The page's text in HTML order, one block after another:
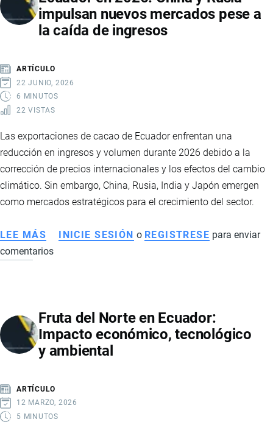
ECUADOR,
COLOMBIA
UNIDOS
impulsan nuevos mercados pese a
la caída de ingresos
ARTÍCULO
22 JUNIO, 2026
6 MINUTOS
22 VISTAS
Las exportaciones de cacao de Ecuador enfrentan una
reducción en ingresos y volumen durante 2026 debido a la
corrección de precios internacionales y los efectos del cambio
climático. Sin embargo, China, Rusia, India y Japón emergen
como mercados estratégicos para el crecimiento del sector.
LEE MÁS SOBRE
EXPORTACIONES
ECUADOR
EN
2026:
RUSIA
IMPULSAN
INICIE SESIÓN o REGISTRESE para enviar
comentarios
Fruta del Norte en Ecuador:
Impacto económico, tecnológico
y ambiental
ARTÍCULO
12 MARZO, 2026
5 MINUTOS